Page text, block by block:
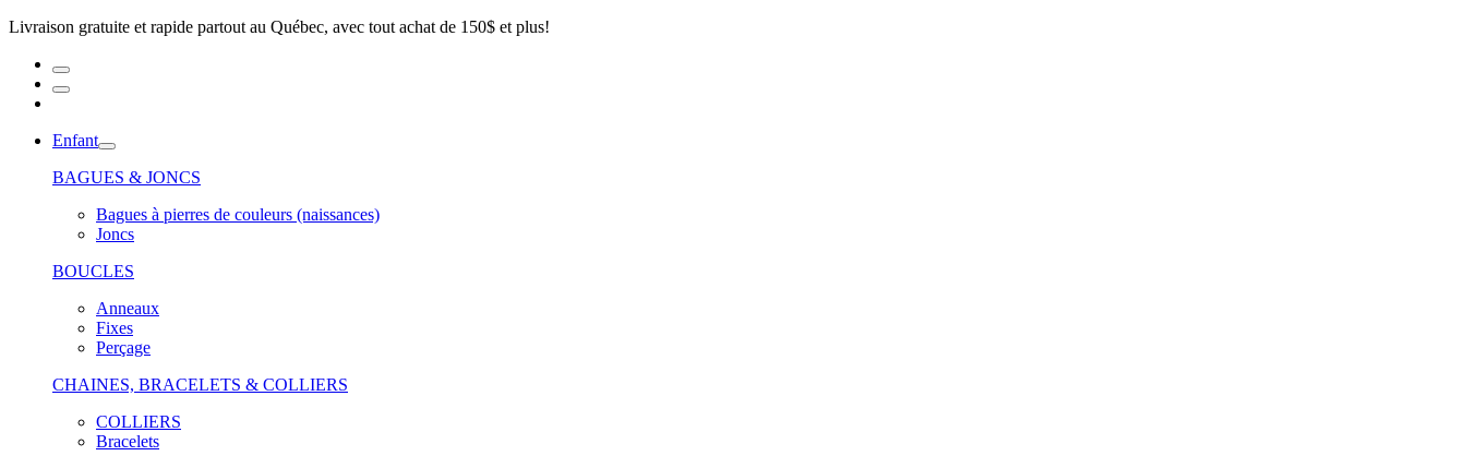
Livraison gratuite et rapide partout au Québec, avec tout achat de 150$ et plus!
Enfant
BAGUES & JONCS
Bagues à pierres de couleurs (naissances)
Joncs
BOUCLES
Anneaux
Fixes
Perçage
CHAINES, BRACELETS & COLLIERS
COLLIERS
Bracelets